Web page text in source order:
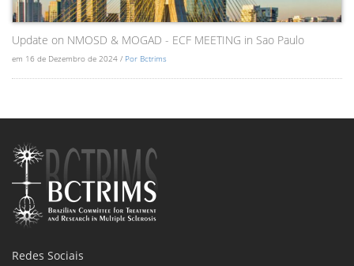
Update on NMOSD & MOGAD - ECF MEETING in Sao Paulo
em 16 de Dezembro de 2024 / Por Bctrims
Redes Sociais